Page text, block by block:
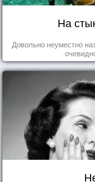
На
Довольно неуместно